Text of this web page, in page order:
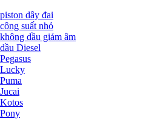
dây đai
suất nhỏ
dầu giảm âm
Diesel